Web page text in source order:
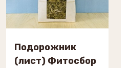
Подорожник
(лист) Фитосбор